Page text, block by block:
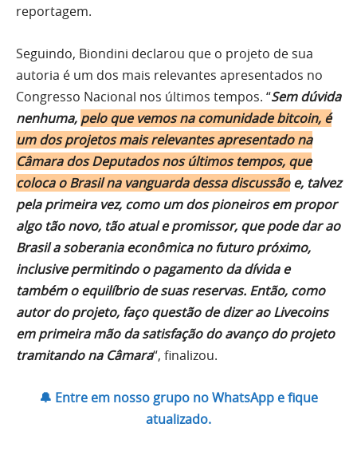
reportagem.
Seguindo, Biondini declarou que o projeto de sua
autoria é um dos mais relevantes apresentados no
Congresso Nacional nos últimos tempos. “Sem dúvida
nenhuma, pelo que vemos na comunidade bitcoin, é
um dos projetos mais relevantes apresentado na
Câmara dos Deputados nos últimos tempos, que
coloca o Brasil na vanguarda dessa discussãoe, talvez
pela primeira vez, como um dos pioneiros em propor
algo tão novo, tão atual e promissor, que pode dar ao
Brasil a soberania econômica no futuro próximo,
inclusive permitindo o pagamento da dívida e
também o equilíbrio de suas reservas. Então, como
autor do projeto, faço questão de dizer ao Livecoins
em primeira mão da satisfação do avanço do projeto
tramitando na Câmara“, finalizou.
🔔 Entre em nosso grupo no WhatsApp e fique
atualizado.